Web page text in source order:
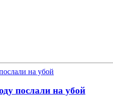
послали на убой